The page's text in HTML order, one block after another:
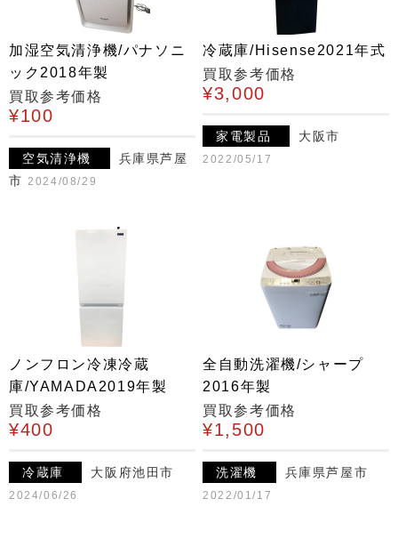
加湿空気清浄機/パナソニ
ック2018年製
買取参考価格
¥100
空気清浄機
兵庫県芦屋
市 2024/08/29
冷蔵庫/Hisense2021年式
買取参考価格
¥3,000
家電製品 大阪市
2022/05/17
ノンフロン冷凍冷蔵
庫/YAMADA2019年製
買取参考価格
¥400
冷蔵庫 大阪府池田市
2024/06/26
全自動洗濯機/シャープ
2016年製
買取参考価格
¥1,500
洗濯機 兵庫県芦屋市
2022/01/17